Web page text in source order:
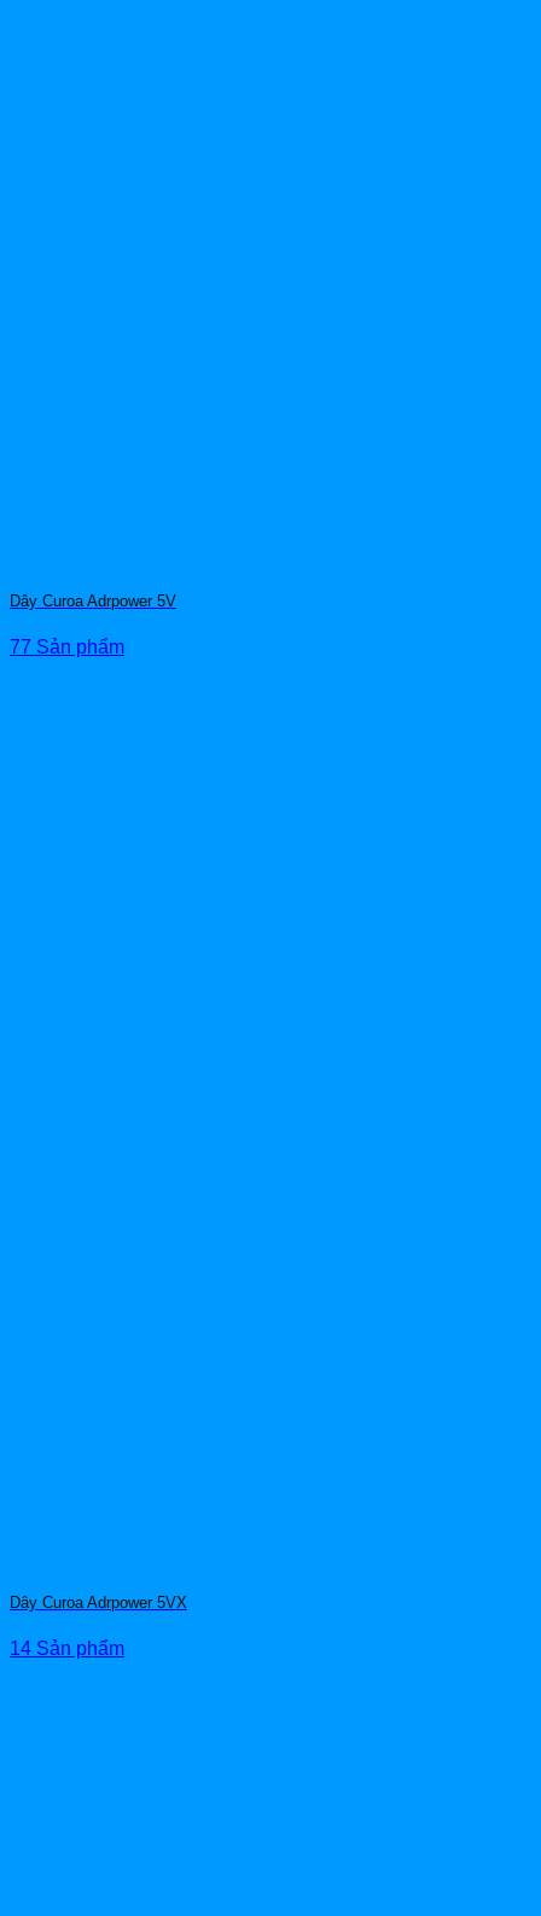
Dây Curoa Adrpower 5V
77 Sản phẩm
Dây Curoa Adrpower 5VX
14 Sản phẩm